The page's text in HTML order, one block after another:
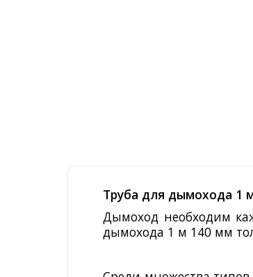
Труба для дымохода 1
Дымоход необходим
дымохода 1 м 140 мм